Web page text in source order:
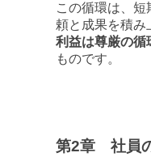
この循環は、
頼と成果を積み
利益は尊厳の循
ものです。
第2章 社員